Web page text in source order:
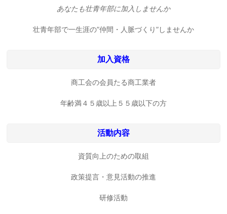
あなたも壮青年部に加入しませんか
壮青年部で一生涯の”仲間・人脈づくり”しませんか
加入資格
商工会の会員たる商工業者
年齢満４５歳以上５５歳以下の方
活動内容
資質向上のための取組
政策提言・意見活動の推進
研修活動